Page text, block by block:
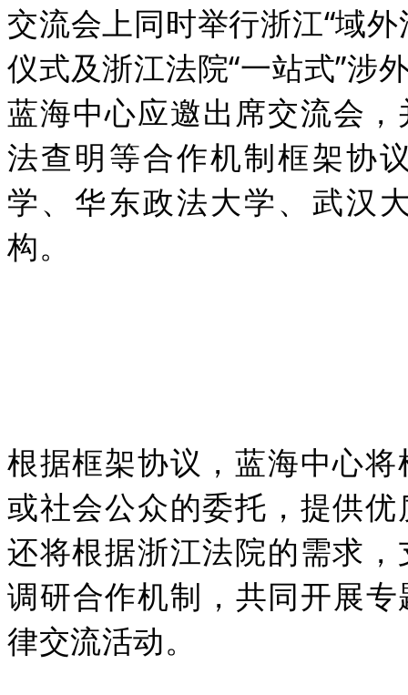
交流会上同时举行浙江“域
仪式及浙江法院“一站式”涉
蓝海中心应邀出席交流会
法查明等合作机制框架协
学、华东政法大学、武汉
构。
根据框架协议，蓝海中心
或社会公众的委托，提供
还将根据浙江法院的需求
调研合作机制，共同开展
律交流活动。